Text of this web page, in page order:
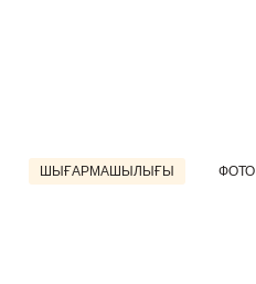
ШЫҒАРМАШЫЛЫҒЫ ФОТО